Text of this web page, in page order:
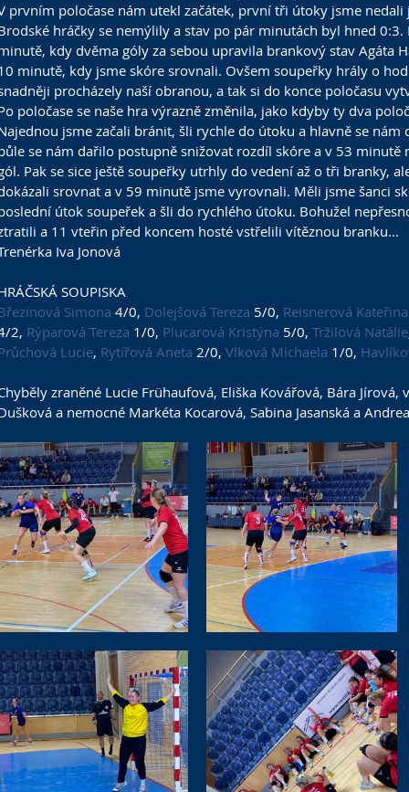
prvním poločase nám utekl začátek, první tři útoky jsme nedali
hráčky se nemýlily a stav po pár minutách byl hned
kdy dvěma góly za sebou upravila brankový stav Agáta
minutě, kdy jsme skóre srovnali. Ovšem soupeřky hrály o
procházely naší obranou, a tak si do konce poločasu
poločase se naše hra výrazně změnila, jako kdyby ty dva
jsme začali bránit, šli rychle do útoku a hlavně se
se nám dařilo postupně snižovat rozdíl skóre a v 53
Pak se sice ještě soupeřky utrhly do vedení až o tři branky,
srovnat a v 59 minutě jsme vyrovnali. Měli jsme šanci
útok soupeřek a šli do rychlého útoku. Bohužel
a 11 vteřin před koncem hosté vstřelili vítěznou branku...
Iva Jonová
SOUPISKA
Simona 4/0, Dolejšová Tereza 5/0, Reisnerová Kateřina
2, Rýparová Tereza 1/0, Plucarová Kristýna 5/0, Tržilová Natálie
Lucie, Rytířová Aneta 2/0, Vlková Michaela 1/0,
zraněné Lucie Frühaufová, Eliška Kovářová, Bára
a nemocné Markéta Kocarová, Sabina Jasanská a